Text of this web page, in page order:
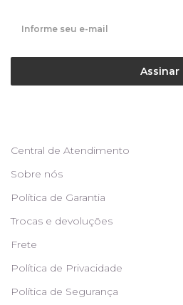
Assinar
Central de Atendimento
Sobre nós
Política de Garantia
Trocas e devoluções
Frete
Política de Privacidade
Política de Segurança